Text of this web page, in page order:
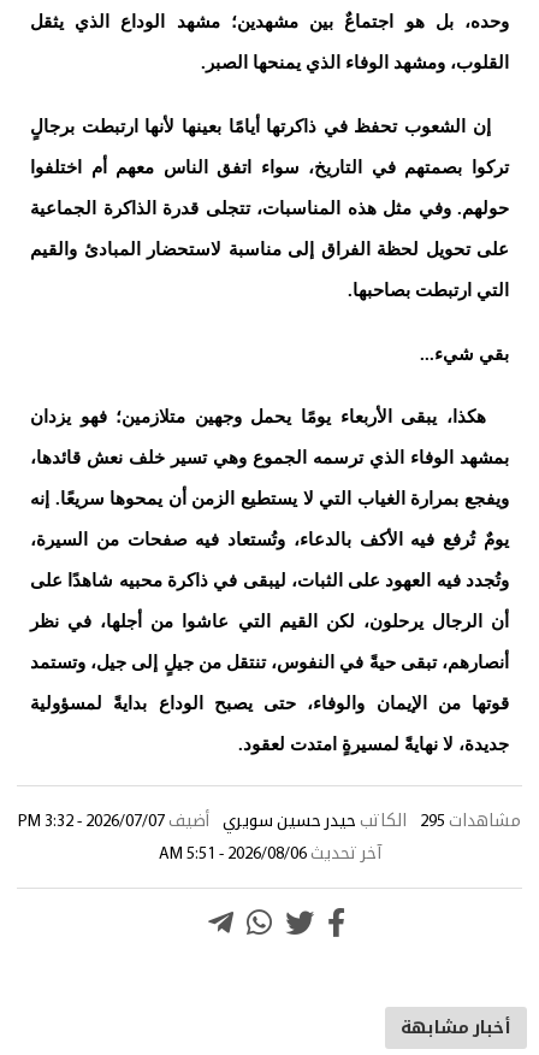
وحده، بل هو اجتماعٌ بين مشهدين؛ مشهد الوداع الذي يثقل
القلوب، ومشهد الوفاء الذي يمنحها الصبر.
إن الشعوب تحفظ في ذاكرتها أيامًا بعينها لأنها ارتبطت برجالٍ
تركوا بصمتهم في التاريخ، سواء اتفق الناس معهم أم اختلفوا
حولهم. وفي مثل هذه المناسبات، تتجلى قدرة الذاكرة الجماعية
على تحويل لحظة الفراق إلى مناسبة لاستحضار المبادئ والقيم
التي ارتبطت بصاحبها.
بقي شيء...
هكذا، يبقى الأربعاء يومًا يحمل وجهين متلازمين؛ فهو يزدان
بمشهد الوفاء الذي ترسمه الجموع وهي تسير خلف نعش قائدها،
ويفجع بمرارة الغياب التي لا يستطيع الزمن أن يمحوها سريعًا. إنه
يومٌ تُرفع فيه الأكف بالدعاء، وتُستعاد فيه صفحات من السيرة،
وتُجدد فيه العهود على الثبات، ليبقى في ذاكرة محبيه شاهدًا على
أن الرجال يرحلون، لكن القيم التي عاشوا من أجلها، في نظر
أنصارهم، تبقى حيةً في النفوس، تنتقل من جيلٍ إلى جيل، وتستمد
قوتها من الإيمان والوفاء، حتى يصبح الوداع بدايةً لمسؤولية
جديدة، لا نهايةً لمسيرةٍ امتدت لعقود.
مشاهدات 295 الكاتب حيدر حسين سويري أضيف 2026/07/07 - 3:32 PM
آخر تحديث 2026/08/06 - 5:51 AM
أخبار مشابهة